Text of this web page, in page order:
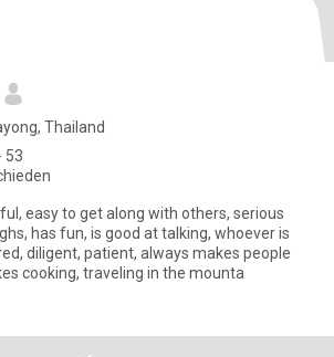
Thailand
53
easy to get along with others, serious
has fun, is good at talking, whoever is
diligent, patient, always makes people
around him happy, likes cooking, traveling in the mounta